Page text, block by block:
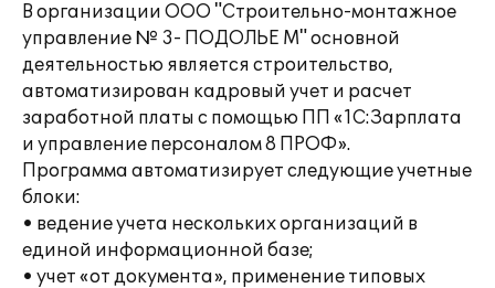
В организации ООО "Строительно-монтажное
управление № 3- ПОДОЛЬЕ М" основной
деятельностью является строительство,
автоматизирован кадровый учет и расчет
заработной платы с помощью ПП «1С:Зарплата
и управление персоналом 8 ПРОФ».
Программа автоматизирует следующие учетные
блоки:
• ведение учета нескольких организаций в
единой информационной базе;
• учет «от документа», применение типовых